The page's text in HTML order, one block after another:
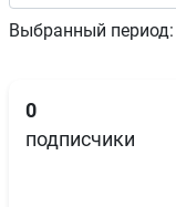
Выбранный
0
подписчики